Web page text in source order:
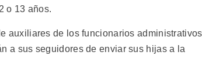
o 13 años.
auxiliares de los funcionarios
a sus seguidores de enviar sus hijas a la